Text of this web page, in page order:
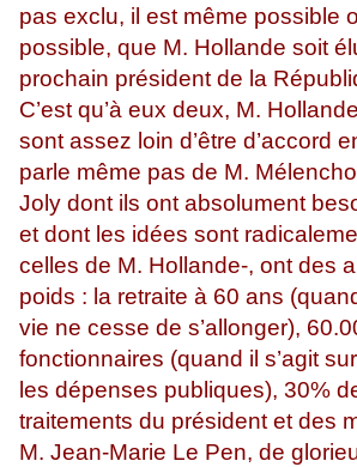
pas exclu, il est même possible
possible, que M. Hollande soit
prochain président de la
C’est qu’à eux deux, M.
sont assez loin d’être d’accord
parle même pas de M.
Joly dont ils ont absolument
et dont les idées sont
celles de M. Hollande-, ont des
poids : la retraite à 60 ans
vie ne cesse de s’allonger),
fonctionnaires (quand il s’agit
les dépenses publiques), 30%
traitements du président et des
M. Jean-Marie Le Pen, de